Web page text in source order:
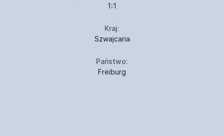
1:1
Kraj:
Szwajcaria
Państwo:
Freiburg